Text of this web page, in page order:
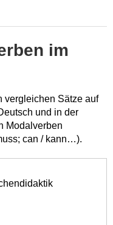
im
vergleichen Sätze auf
und in der
Modalverben
can / kann…).